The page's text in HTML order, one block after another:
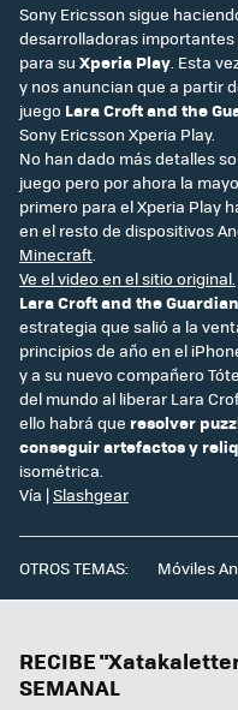
Sony Ericsson sigue
desarrolladoras
para su Xperia Play. Esta
y nos anuncian que a partir
juego Lara Croft and the
Sony Ericsson Xperia Play.
No han dado más detalles
juego pero por ahora la
primero para el Xperia Play
en el resto de dispositivos
Minecraft.
Ve el video en el sitio original.
Lara Croft and the
estrategia que salió a la
principios de año en el
y a su nuevo compañero
del mundo al liberar Lara
ello habrá que resolver
conseguir artefactos y
isométrica.
Vía |Slashgear
OTROS TEMAS: Móviles
RECIBE
SEMANAL